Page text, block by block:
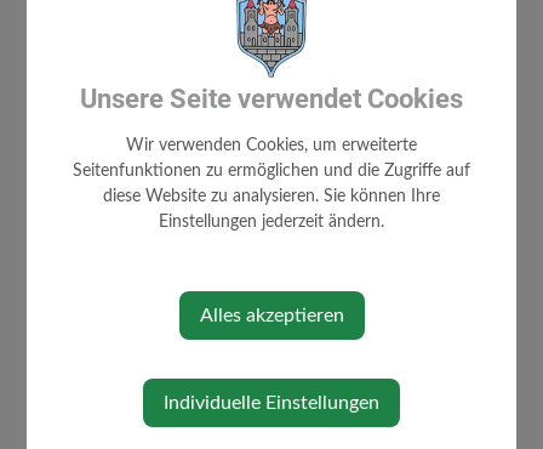
Auf Google Maps anzeigen
Unsere Seite verwendet Cookies
Wir verwenden Cookies, um erweiterte
Seitenfunktionen zu ermöglichen und die Zugriffe auf
diese Website zu analysieren. Sie können Ihre
Einstellungen jederzeit ändern.
Alles akzeptieren
Individuelle Einstellungen